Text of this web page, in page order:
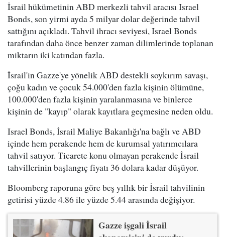
İsrail hükümetinin ABD merkezli tahvil aracısı Israel
Bonds, son yirmi ayda 5 milyar dolar değerinde tahvil
sattığını açıkladı. Tahvil ihracı seviyesi, Israel Bonds
tarafından daha önce benzer zaman dilimlerinde toplanan
miktarın iki katından fazla.
İsrail'in Gazze'ye yönelik ABD destekli soykırım savaşı,
çoğu kadın ve çocuk 54.000'den fazla kişinin ölümüne,
100.000'den fazla kişinin yaralanmasına ve binlerce
kişinin de "kayıp" olarak kayıtlara geçmesine neden oldu.
Israel Bonds, İsrail Maliye Bakanlığı'na bağlı ve ABD
içinde hem perakende hem de kurumsal yatırımcılara
tahvil satıyor. Ticarete konu olmayan perakende İsrail
tahvillerinin başlangıç fiyatı 36 dolara kadar düşüyor.
Bloomberg raporuna göre beş yıllık bir İsrail tahvilinin
getirisi yüzde 4.86 ile yüzde 5.44 arasında değişiyor.
Gazze işgali İsrail